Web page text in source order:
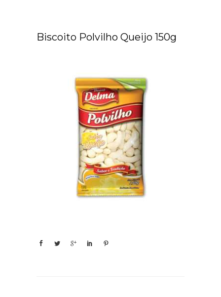
Biscoito Polvilho Queijo 150g